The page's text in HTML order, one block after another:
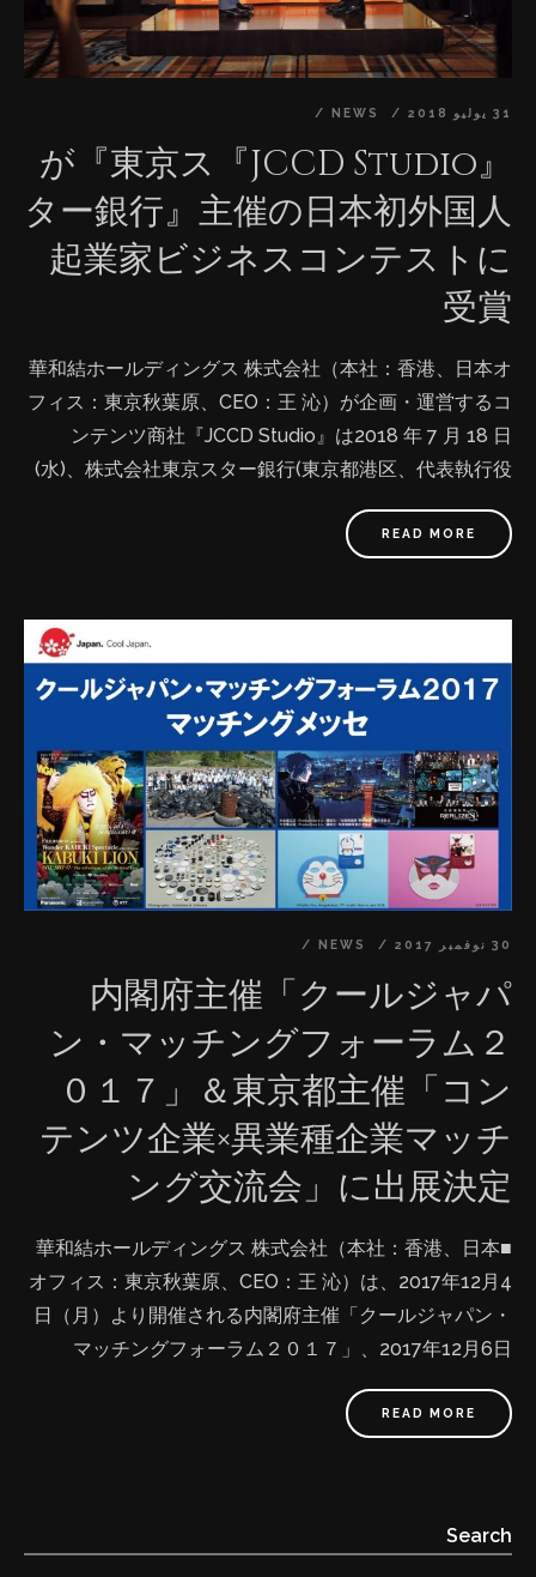
31 يوليو 2018 NEWS
『JCCD Studio』が『東京ス
ター銀行』主催の日本初外国人
起業家ビジネスコンテストに
受賞
華和結ホールディングス 株式会社（本社：香港、日本オ
フィス：東京秋葉原、CEO：王 沁）が企画・運営するコ
ンテンツ商社『JCCD Studio』は2018 年 7 月 18 日
(水)、株式会社東京スター銀行(東京都港区、代表執行役
ビジネスコンテスト2018」にて、応募の48社から一次
事業再生などで著名な佐山 展生さま(京都大学経営管理
大学院 客員教授)や 東京スター銀行頭取の佐藤を含む6名
の審査員のほか、プライベートファンドやベンチャーキ
ャピタル等の12社の投資家にもご参加いただき、それぞ
れの公開プレゼンテーション後には活発な質疑応答がか
わされました。 ■受賞評価ポイント： ①事業の新規性＆
独創性。 ②三方良しの企業理念、社会に貢献できるビジ
ネスモデル（創作者増収、海外のユーザーが日本に来な
くても、安くて高質な学習内容を手に入る） ③優勝創作
者と海外出版プラットフォームの独占リソース（先行優
位性） ④健全な財務実績、初年度から黒字達成、500％
以上の伸び率 ⑤優れた生産プロセス、完全マニュアル化
により量産体制、他社90%以上のコストダウン達成 ⑥市
場の将来性（世界年間平均14.04%急成⻑、2022年まで
25.92兆円規模） ⑦持続可能な開発目標SDGs達成（4.質
の高い教育をみんなに | 10.人や国の不平等をなくそう）
日本初外国人起業家ビジネスコンテスト当日盛況 ■受賞
後の予定と展望： ①低取得エリアの支援プログラム（ア
フリカ地域にクールジャパン教育コンテンツの無料提供
など） ②クールジャパンコンテンツの充実拡大（イラス
ト、アニメーション、デザイン、礼儀、茶道、音声·音楽
コンテンツに加え、コミック、エンターテイメント、フ
容を幅広く展開） ③事業パートナーの提携拡大 ④運用チ
ーム（製作、ローカライズ、プロモーション、運用メン
60カ国へ ■関連プレスリリース： 『JCCD Studio』が
READ MORE
30 نوفمبر 2017 NEWS
内閣府主催「クールジャパ
ン・マッチングフォーラム２
０１７」＆東京都主催「コン
テンツ企業×異業種企業マッチ
ング交流会」に出展決定
■華和結ホールディングス 株式会社（本社：香港、日本
オフィス：東京秋葉原、CEO：王 沁）は、2017年12月4
日（月）より開催される内閣府主催「クールジャパン・
マッチングフォーラム２０１７」、2017年12月6日
コンテンツ企業×異業種企業マッチング交流会」に出展を
７」ー日本の魅力を、世界に。マッチングビジネス最前
READ MORE
Search